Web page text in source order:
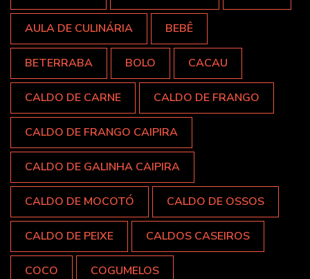
AULA DE CULINÁRIA BEBÊ
BETERRABA BOLO CACAU
CALDO DE CARNE CALDO DE FRANGO
CALDO DE FRANGO CAIPIRA
CALDO DE GALINHA CAIPIRA
CALDO DE MOCOTÓ CALDO DE OSSOS
CALDO DE PEIXE CALDOS CASEIROS
COCO COGUMELOS